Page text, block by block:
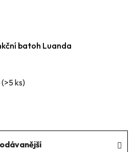
batoh Luanda
(>5 ks)